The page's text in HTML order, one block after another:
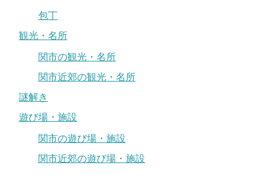
包丁
観光・名所
関市の観光・名所
関市近郊の観光・名所
謎解き
遊び場・施設
関市の遊び場・施設
関市近郊の遊び場・施設